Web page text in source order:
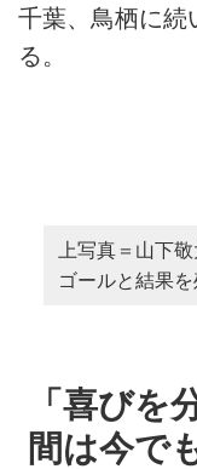
千葉、鳥栖に続
る。
上写真＝山下
ゴールと結果
「喜びを
間は今で